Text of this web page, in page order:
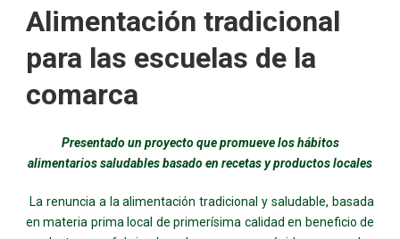
Alimentación tradicional
para las escuelas de la
comarca
Presentado un proyecto que promueve los hábitos
alimentarios saludables basado en recetas y productos locales
La renuncia a la alimentación tradicional y saludable, basada
en materia prima local de primerísima calidad en beneficio de